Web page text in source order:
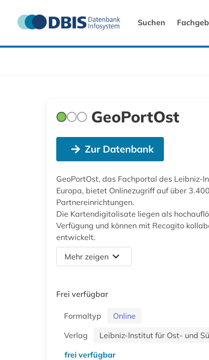
Suchen
GeoPortOst
Zur Datenbank
GeoPortOst, das Fachportal des Leibniz-
Europa, bietet Onlinezugriff auf über
Partnereinrichtungen.
Die Kartendigitalisate liegen als
Verfügung und können mit Recogito
entwickelt.
Mehr zeigen
Frei verfügbar
Formaltyp
Online
Verlag
Leibniz-Institut für Ost- und
frei verfügbar